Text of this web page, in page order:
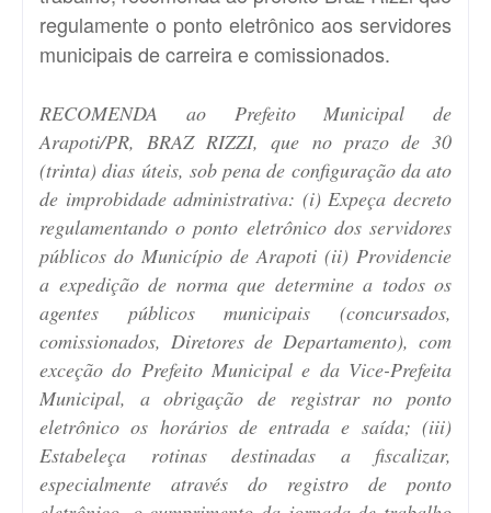
regulamente o ponto eletrônico aos servidores
municipais de carreira e comissionados.
RECOMENDA ao Prefeito Municipal de
Arapoti/PR, BRAZ RIZZI, que no prazo de 30
(trinta) dias úteis, sob pena de configuração da ato
de improbidade administrativa: (i) Expeça decreto
regulamentando o ponto eletrônico dos servidores
públicos do Município de Arapoti (ii) Providencie
a expedição de norma que determine a todos os
agentes públicos municipais (concursados,
comissionados, Diretores de Departamento), com
exceção do Prefeito Municipal e da Vice-Prefeita
Municipal, a obrigação de registrar no ponto
eletrônico os horários de entrada e saída; (iii)
Estabeleça rotinas destinadas a fiscalizar,
especialmente através do registro de ponto